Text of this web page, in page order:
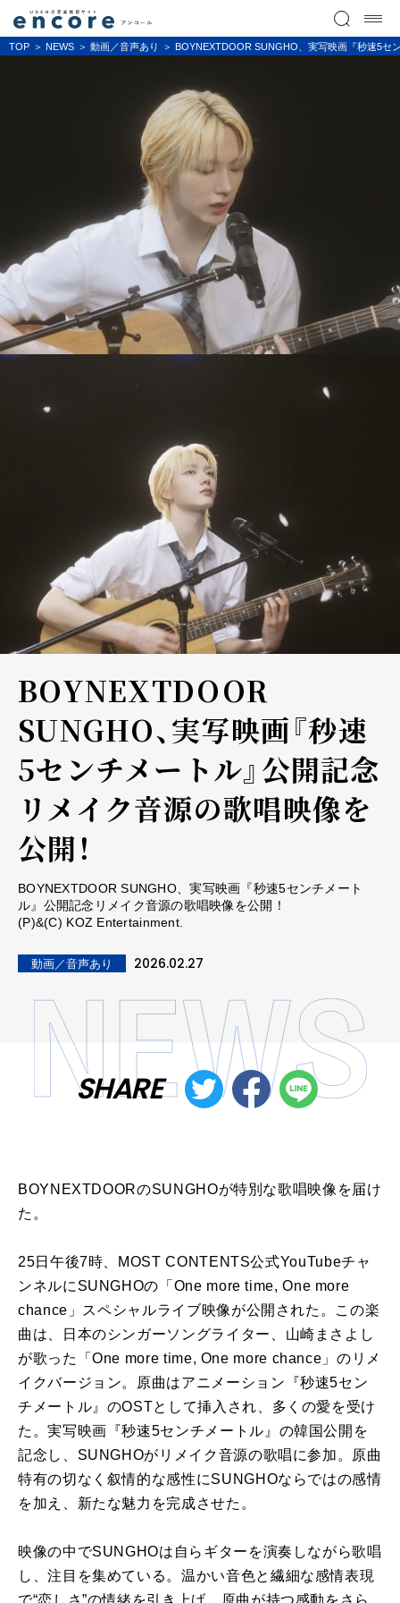
TOP NEWS 動画／音声あり BOYNEXTDOOR SUNGHO、実写映画『秒速5セ
BOYNEXTDOOR
SUNGHO、実写映画『秒速
5センチメートル』公開記念
リメイク音源の歌唱映像を
公開！
BOYNEXTDOOR SUNGHO、実写映画『秒速5センチメート
ル』公開記念リメイク音源の歌唱映像を公開！
(P)&(C) KOZ Entertainment.
動画／音声あり 2026.02.27
SHARE
BOYNEXTDOORのSUNGHOが特別な歌唱映像を届け
た。
25日午後7時、MOST CONTENTS公式YouTubeチャ
ンネルにSUNGHOの「One more time, One more
chance」スペシャルライブ映像が公開された。この楽
曲は、日本のシンガーソングライター、山崎まさよし
が歌った「One more time, One more chance」のリメ
イクバージョン。原曲はアニメーション『秒速5セン
チメートル』のOSTとして挿入され、多くの愛を受け
た。実写映画『秒速5センチメートル』の韓国公開を
記念し、SUNGHOがリメイク音源の歌唱に参加。原曲
特有の切なく叙情的な感性にSUNGHOならではの感情
を加え、新たな魅力を完成させた。
映像の中でSUNGHOは自らギターを演奏しながら歌唱
し、注目を集めている。温かい音色と繊細な感情表現
で“恋しさ”の情緒を引き上げ、原曲が持つ感動をさら